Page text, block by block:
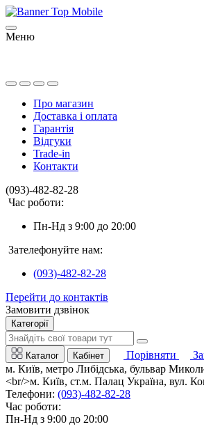
Меню
Про магазин
Доставка і оплата
Гарантія
Відгуки
Trade-in
Контакти
(093)-482-82-28
Час роботи:
Пн-Нд з 9:00 до 20:00
Зателефонуйте нам:
(093)-482-82-28
Перейти до контактів
Замовити дзвінок
Категорії
Каталог Кабінет Порівняти
м. Київ, метро Либідська, бульвар
<br/>м. Київ, ст.м. Палац Україна, вул.
Телефони: (093)-482-82-28
Час роботи:
Пн-Нд з 9:00 до 20:00